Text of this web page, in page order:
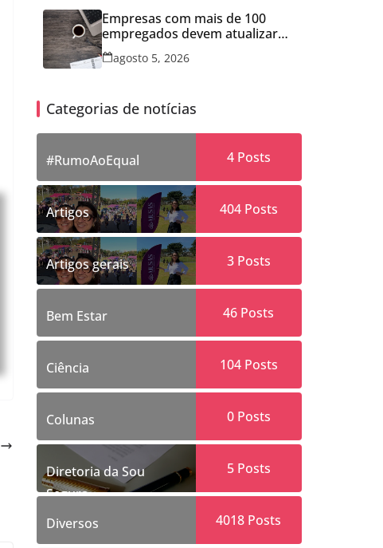
Empresas com mais de 100
empregados devem atualizar
informações para Relatório de
Transparência Salarial
agosto 5, 2026
Categorias de notícias
#RumoAoEqual 4Posts
Artigos 404Posts
Artigos gerais 3Posts
Bem Estar 46 Posts
Ciência 104Posts
Colunas 0Posts
Diretoria da Sou
Segura
5Posts
Diversos 4018 Posts